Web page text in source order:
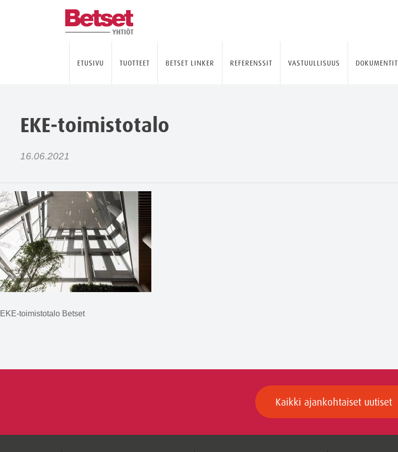
ETUSIVU TUOTTEET BETSET LINKER REFERENSSIT VASTUULLISUUS DOKUMENTIT
EKE-toimistotalo
16.06.2021
EKE-toimistotalo Betset
Kaikki ajankohtaiset uutiset